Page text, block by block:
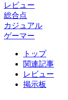
レビュー
総合点
カジュアル
ゲーマー
トップ
関連記事
レビュー
掲示板